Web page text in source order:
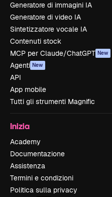
Generatore di immagini IA
Generatore di video IA
Sintetizzatore vocale IA
Contenuti stock
MCP per Claude/ChatGPT New
Agenti New
API
App mobile
Tutti gli strumenti Magnific
Inizia
Academy
Documentazione
Assistenza
Termini e condizioni
Politica sulla privacy